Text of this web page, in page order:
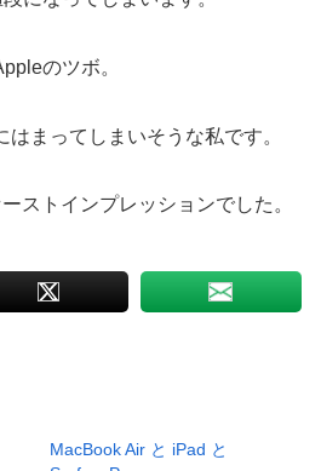
のツボ。
はまってしまいそうな私です。
ストインプレッションでした。
MacBook Air と iPad と